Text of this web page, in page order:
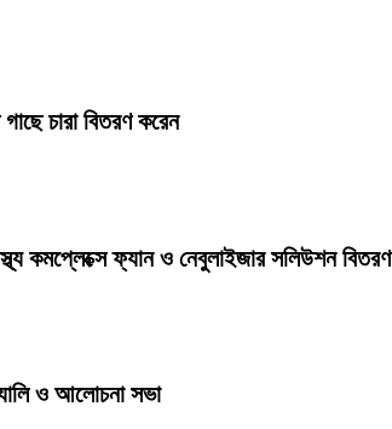
চারা বিতরণ করেন
কমপ্লেক্সে ফ্যান ও নেবুলাইজার সলিউশন বিতরণ
ও আলোচনা সভা